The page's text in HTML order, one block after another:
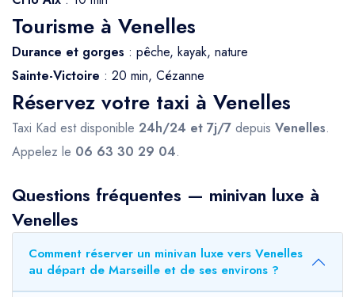
Tourisme à Venelles
Durance et gorges : pêche, kayak, nature
Sainte-Victoire : 20 min, Cézanne
Réservez votre taxi à Venelles
Taxi Kad est disponible 24h/24 et 7j/7 depuis Venelles.
Appelez le 06 63 30 29 04.
Questions fréquentes — minivan luxe à
Venelles
Comment réserver un minivan luxe vers Venelles
au départ de Marseille et de ses environs ?